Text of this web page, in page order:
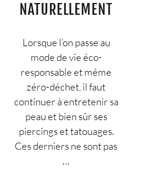
NATURELLEMENT
Lorsque l’on passe au
mode de vie éco-
responsable et même
zéro-déchet, il faut
continuer à entretenir sa
peau et bien sûr ses
piercings et tatouages.
Ces derniers ne sont pas
…